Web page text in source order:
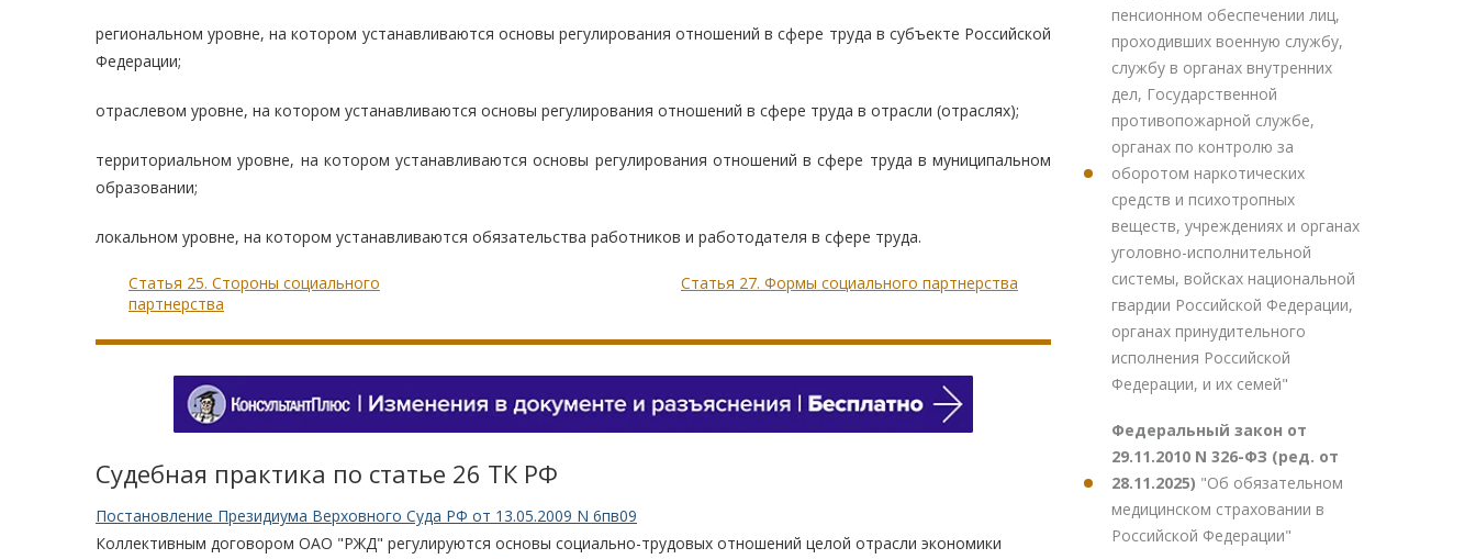
региональном уровне, на котором устанавливаются основы регулирования отношений в сфере труда в субъекте Российской
Федерации;
отраслевом уровне, на котором устанавливаются основы регулирования отношений в сфере труда в отрасли (отраслях);
территориальном уровне, на котором устанавливаются основы регулирования отношений в сфере труда в муниципальном
образовании;
локальном уровне, на котором устанавливаются обязательства работников и работодателя в сфере труда.
Статья 25. Стороны социального
партнерства
Статья 27. Формы социального партнерства
Судебная практика по статье 26 TК РФ
Постановление Президиума Верховного Суда РФ от 13.05.2009 N 6пв09
Коллективным договором ОАО "РЖД" регулируются основы социально-трудовых отношений целой отрасли экономики
пенсионном обеспечении лиц,
проходивших военную службу,
службу в органах внутренних
дел, Государственной
противопожарной службе,
органах по контролю за
оборотом наркотических
средств и психотропных
веществ, учреждениях и органах
уголовно-исполнительной
системы, войсках национальной
гвардии Российской Федерации,
органах принудительного
исполнения Российской
Федерации, и их семей"
Федеральный закон от
29.11.2010 N 326-ФЗ (ред. от
28.11.2025) "Об обязательном
медицинском страховании в
Российской Федерации"